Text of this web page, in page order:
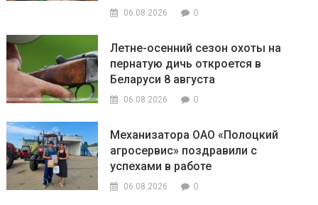
06.08.2026 0
Летне-осенний сезон охоты на
пернатую дичь откроется в
Беларуси 8 августа
06.08.2026 0
Механизатора ОАО «Полоцкий
агросервис» поздравили с
успехами в работе
06.08.2026 0